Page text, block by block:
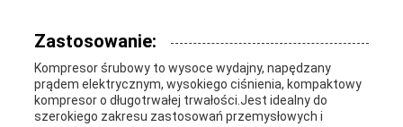
Zastosowanie:
Kompresor śrubowy to wysoce wydajny, napędzany
prądem elektrycznym, wysokiego ciśnienia, kompaktowy
kompresor o długotrwałej trwałości.Jest idealny do
szerokiego zakresu zastosowań przemysłowych i